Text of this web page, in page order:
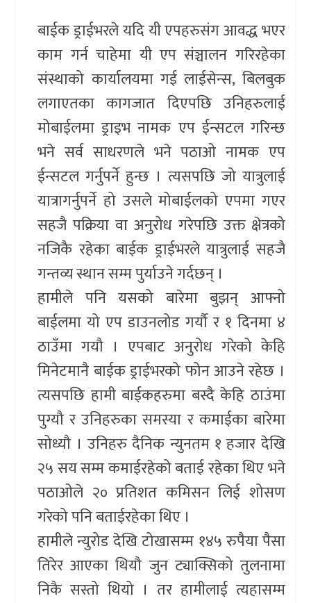
बाईक ड्राईभरले यदि यी एपहरुसंग आवद्ध भएर
काम गर्न चाहेमा यी एप संञ्चालन गरिरहेका
संस्थाको कार्यालयमा गई लाईसेन्स, बिलबुक
लगाएतका कागजात दिएपछि उनिहरुलाई
मोबाईलमा ड्राइभ नामक एप ईन्सटल गरिन्छ
भने सर्व साधरणले भने पठाओ नामक एप
ईन्सटल गर्नुपर्ने हुन्छ । त्यसपछि जो यात्रुलाई
यात्रागर्नुपर्ने हो उसले मोबाईलको एपमा गएर
सहजै पक्रिया वा अनुरोध गरेपछि उक्त क्षेत्रको
नजिकै रहेका बाईक ड्राईभरले यात्रुलाई सहजै
गन्तव्य स्थान सम्म पुर्याउने गर्दछन् ।
हामीले पनि यसको बारेमा बुझन् आफ्नो
बाईलमा यो एप डाउनलोड गर्यौ र १ दिनमा ४
ठाउँमा गयौ । एपबाट अनुरोध गरेको केहि
मिनेटमानै बाईक ड्राईभरको फोन आउने रहेछ ।
त्यसपछि हामी बाईकहरुमा बस्दै केहि ठाउंमा
पुग्यौ र उनिहरुका समस्या र कमाईका बारेमा
सोध्यौ । उनिहरु दैनिक न्युनतम १ हजार देखि
२५ सय सम्म कमाईरहेको बताई रहेका थिए भने
पठाओले २० प्रतिशत कमिसन लिई शोसण
गरेको पनि बताईरहेका थिए ।
हामीले न्युरोड देखि टोखासम्म १४५ रुपैया पैसा
तिरेर आएका थियौ जुन ट्याक्सिको तुलनामा
निकै सस्तो थियो । तर हामीलाई त्यहासम्म